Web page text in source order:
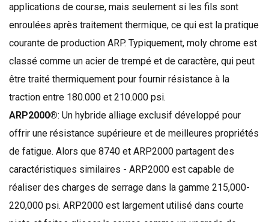
applications de course, mais seulement si les fils sont
enroulées après traitement thermique, ce qui est la pratique
courante de production ARP. Typiquement, moly chrome est
classé comme un acier de trempé et de caractère, qui peut
être traité thermiquement pour fournir résistance à la
traction entre 180.000 et 210.000 psi.
ARP2000®: Un hybride alliage exclusif développé pour
offrir une résistance supérieure et de meilleures propriétés
de fatigue. Alors que 8740 et ARP2000 partagent des
caractéristiques similaires - ARP2000 est capable de
réaliser des charges de serrage dans la gamme 215,000-
220,000 psi. ARP2000 est largement utilisé dans courte